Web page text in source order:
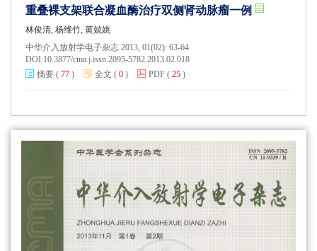
重叠裸支架联合凝血酶治疗双侧肾动脉瘤一例
林俊清, 杨维竹, 黄兢姚
中华介入放射学电子杂志 2013, 01(02): 63-64.
DOI:10.3877/cma.j.issn.2095-5782.2013.02.018
摘要 ( 77 ) 全文 ( 0 ) PDF ( 25 )